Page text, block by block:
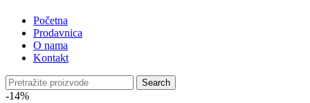
Početna
Prodavnica
O nama
Kontakt
Search
-14%